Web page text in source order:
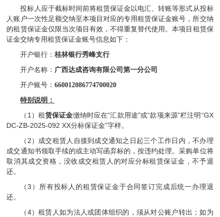
投标人应于截标时间前将租赁保证金 以电汇、转账等形式从投标
人账户一次性足额交纳至本项目对应的专用租赁保证金账号，所交纳
的租赁保证金仅限当次项目有效，不得重复替代使用。本项目 租赁保
证金交纳专用租赁保证金账号信息如下：
开户银行：桂林银行秀峰支行
开户名称： 广西达成咨询有限公司第一分公司
开户账号：660012086774700020
特别说明：
（ 1 ）租赁保证金缴纳时应在“汇款用途”或“款项来源”栏注明 “GX
DC-ZB-2025-092 XX分标保证金”字样。
（2） 成交租赁人自接到成交通知之日起三个工作日内，不办理
成交通知书领取手续的或主动写函弃标的，按违约处理。采购单位将
取消其成交资格，没收成交租赁人的对应分标租赁保证金，不予退
还。
（3）
所有投标人的租赁保证金于合同签订完成后统一办理退
还。
（4）租赁人如为法人或团体组织的，须从对公账户转出；如为